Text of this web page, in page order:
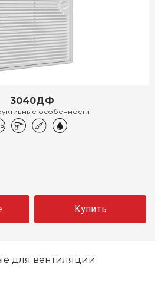
3040ДФ
особенности
Купить
для вентиляции